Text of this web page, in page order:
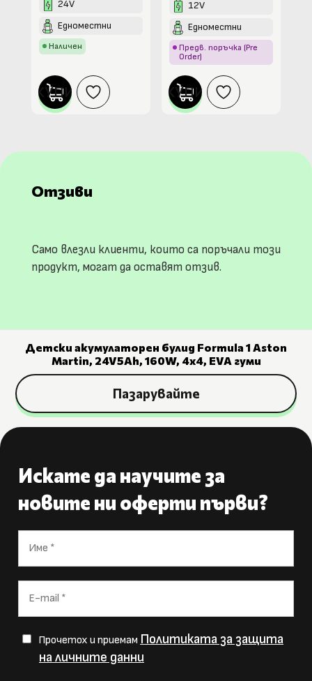
24V
Едноместни
Наличен
КУПИ
12V
Едноместни
Предв. поръчка (Pre
Order)
КУПИ
Отзиви
Само влезли клиенти, които са поръчали този
продукт, могат да оставят отзив.
Детски акумулаторен булид Formula 1 Aston
Martin, 24V5Ah, 160W, 4х4, EVA гуми
Пазарувайте
Искате да научите за
новите ни оферти първи?
Прочетох и приемам Политиката за защита
на личните данни